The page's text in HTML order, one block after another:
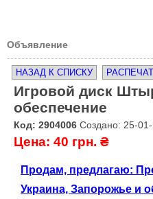
Объявление
НАЗАД К СПИСКУ
Игровой диск
обеспечение
Код: 2904006 Создано: 25-
Цена: 40 грн. ₴
Продам, предлагаю:
Украина, Запорожье и